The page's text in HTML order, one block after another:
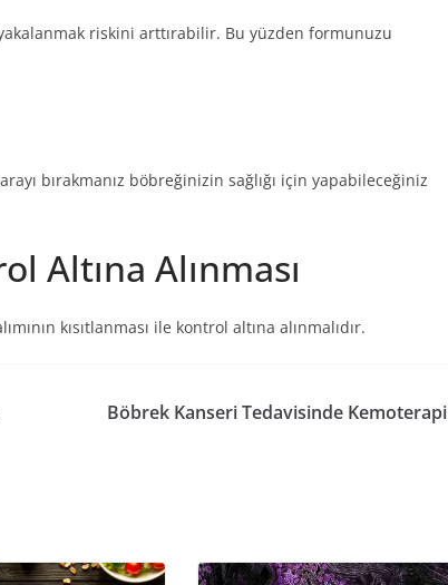
riskini arttırabilir. Bu yüzden formunuzu
bırakmanız böbreğinizin sağlığı için yapabileceğiniz
Altına Alınması
kısıtlanması ile kontrol altına alınmalıdır.
Böbrek Kanseri Tedavisinde Kemoterapi